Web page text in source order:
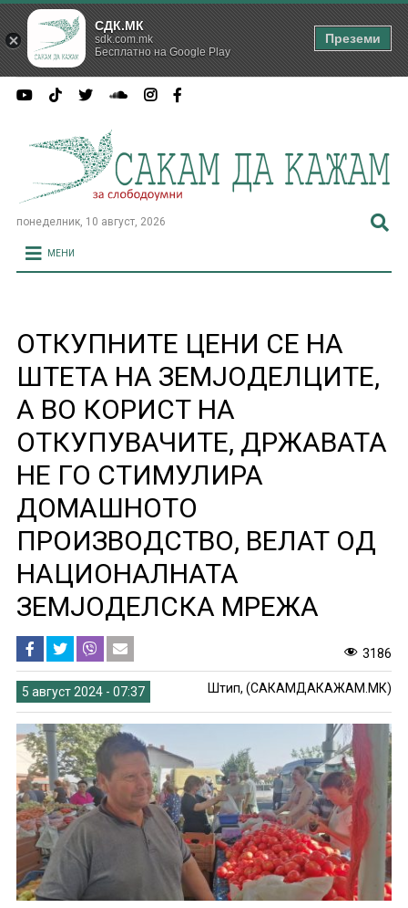
понеделник, 10 август, 2026
МЕНИ
ОТКУПНИТЕ ЦЕНИ СЕ НА
ШТЕТА НА ЗЕМЈОДЕЛЦИТЕ,
А ВО КОРИСТ НА
ОТКУПУВАЧИТЕ, ДРЖАВАТА
НЕ ГО СТИМУЛИРА
ДОМАШНОТО
ПРОИЗВОДСТВО, ВЕЛАТ ОД
НАЦИОНАЛНАТА
ЗЕМЈОДЕЛСКА МРЕЖА
3186
5 август 2024 - 07:37 Штип, (САКАМДАКАЖАМ.МК)
СДК.МК
sdk.com.mk
Бесплатно на Google Play
Преземи